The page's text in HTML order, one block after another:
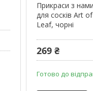
Прикраси з
для сосків Art
Leaf, чорні
269 ₴
Готово до